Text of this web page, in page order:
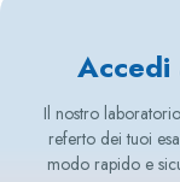
Accedi
Il nostro
referto dei tuoi
modo rapido e